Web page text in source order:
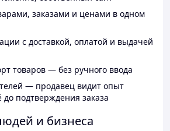
заказами и ценами в одном
с доставкой, оплатой и выдачей
товаров — без ручного ввода
— продавец видит опыт
до подтверждения заказа
и бизнеса